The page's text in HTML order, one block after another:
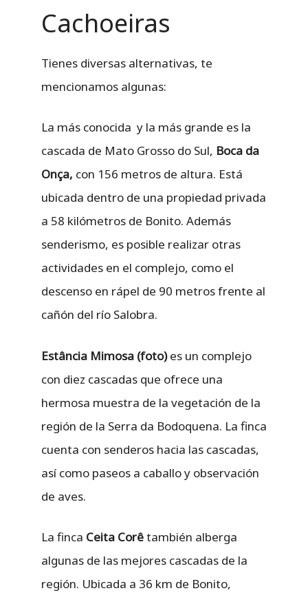
Cachoeiras
Tienes diversas alternativas, te
mencionamos algunas:
La más conocida y la más grande es la
cascada de Mato Grosso do Sul, Boca da
Onça, con 156 metros de altura. Está
ubicada dentro de una propiedad privada
a 58 kilómetros de Bonito. Además
senderismo, es posible realizar otras
actividades en el complejo, como el
descenso en rápel de 90 metros frente al
cañón del río Salobra.
Estância Mimosa (foto)es un complejo
con diez cascadas que ofrece una
hermosa muestra de la vegetación de la
región de la Serra da Bodoquena. La finca
cuenta con senderos hacia las cascadas,
así como paseos a caballo y observación
de aves.
La finca Ceita Corêtambién alberga
algunas de las mejores cascadas de la
región. Ubicada a 36 km de Bonito,